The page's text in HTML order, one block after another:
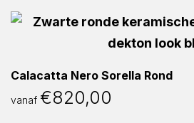
Calacatta Nero Sorella Rond
vanaf €820,00